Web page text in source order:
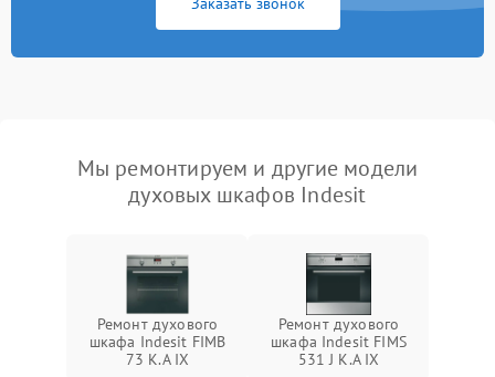
Мы ремонтируем и другие модели
духовых шкафов Indesit
Ремонт духового
шкафа Indesit FIMB
73 K.A IX
Ремонт духового
шкафа Indesit FIMS
531 J K.A IX